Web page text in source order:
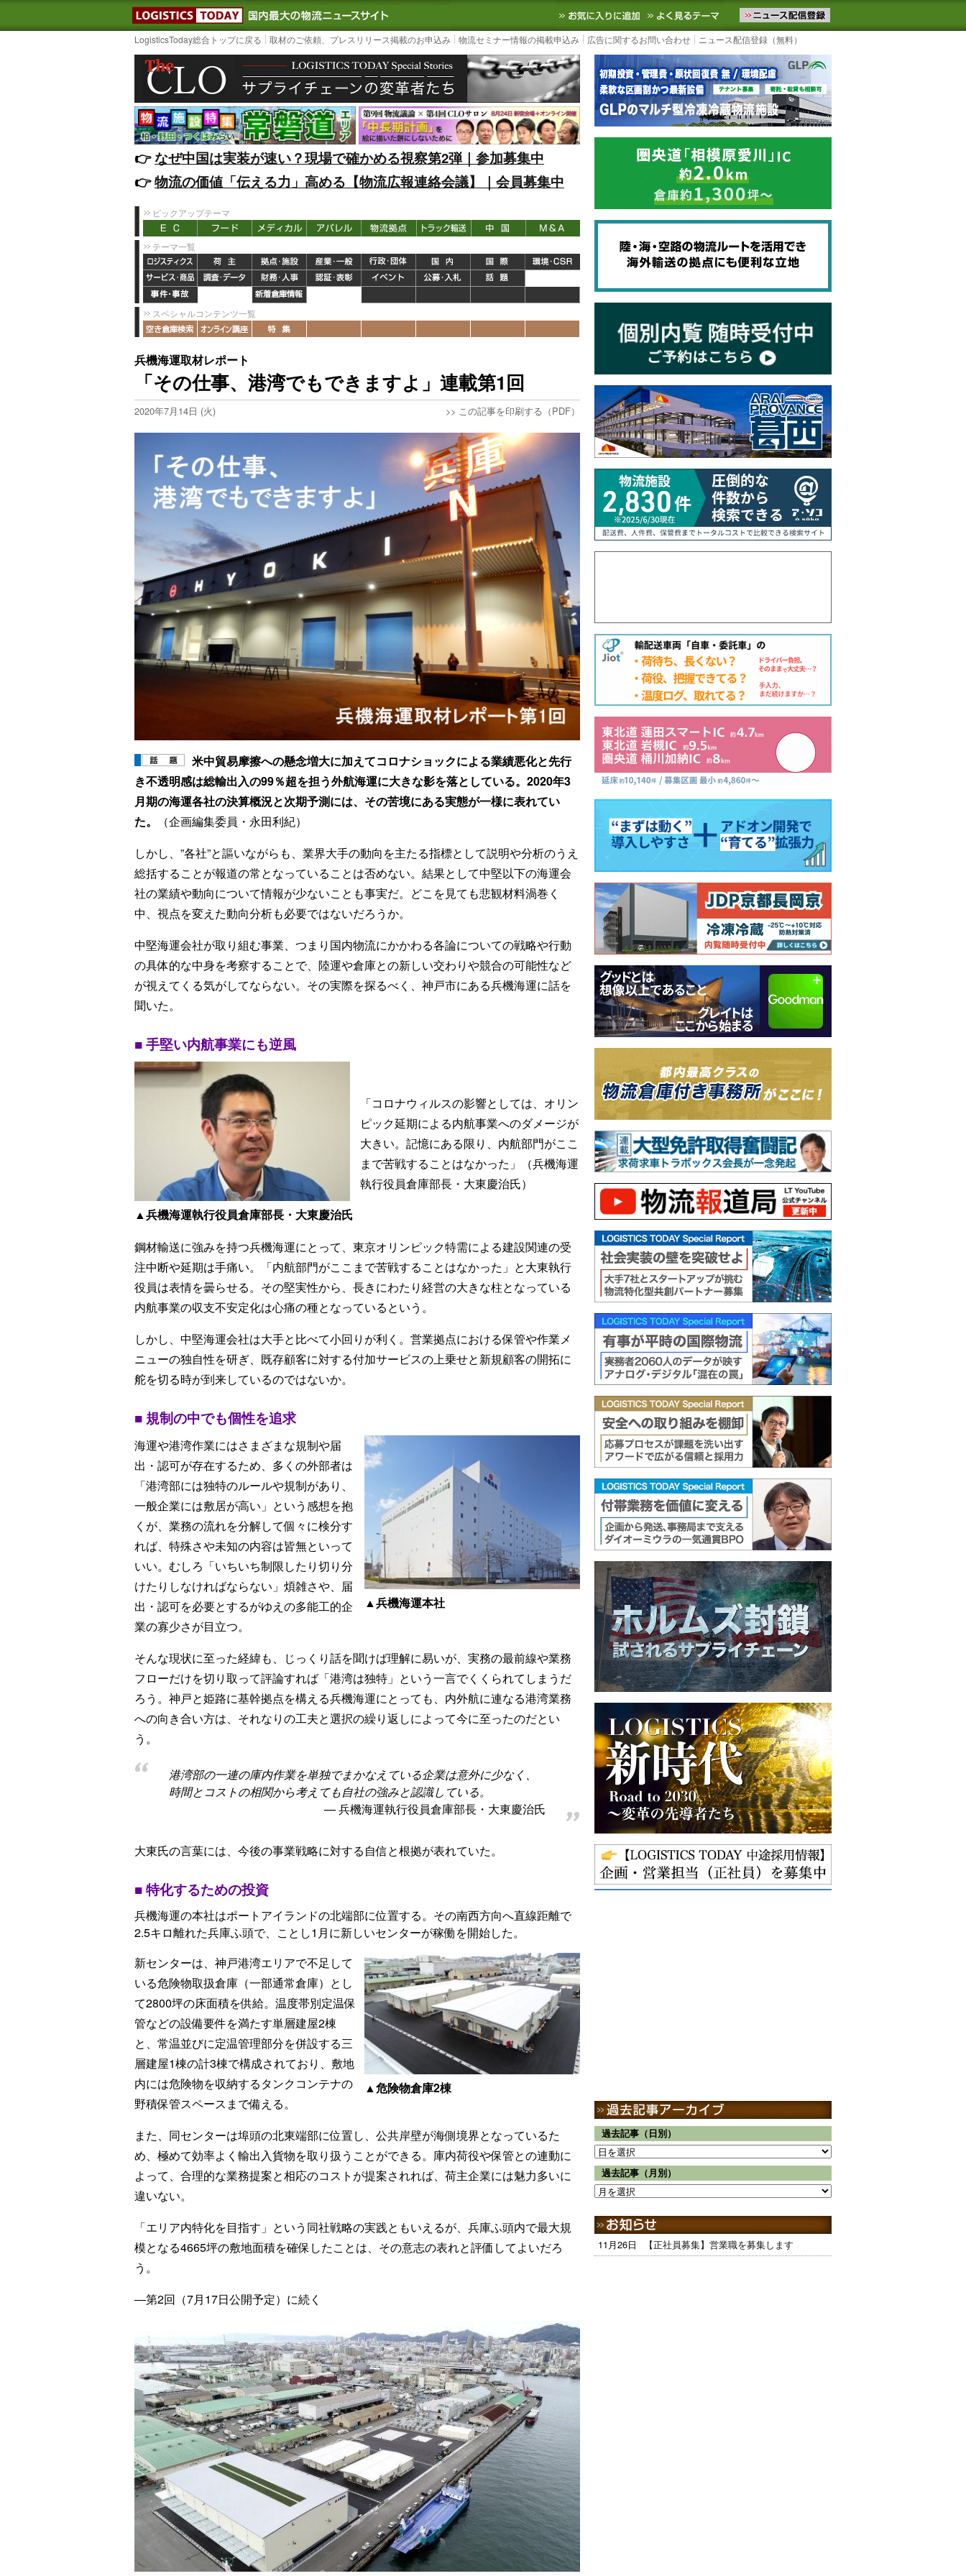
LOGISTICS TODAY｜国内最大の物流ニュースサイト3PL, SCMなど国内外の最新の物流ニュースをお届けします。物流ニュースメール配信を登録す
お気に入りに追加 よく見るテーマ
LogisticsToday総合トップに戻る 取材のご依頼、プレスリリース掲載のお申込み 物流セミナー情報の掲載申込み 広告に関するお問い合わせ ニュース配信登録（無料）
👉️なぜ中国は実装が速い？現場で確かめる視察第2弾｜参加募集中
👉️物流の価値「伝える力」高める【物流広報連絡会議】｜会員募集中
ピックアップテーマ
テーマ一覧
スペシャルコンテンツ一覧
兵機海運取材レポート
「その仕事、港湾でもできますよ」連載第1回
2020年7月14日 (火) >> この記事を印刷する（PDF）
米中貿易摩擦への懸念増大に加えてコロナショックによる業績悪化と先行
き不透明感は総輸出入の99％超を担う外航海運に大きな影を落としている。2020年3
月期の海運各社の決算概況と次期予測には、その苦境にある実態が一様に表れてい
た。
（企画編集委員・永田利紀）
しかし、”各社”と謳いながらも、業界大手の動向を主たる指標として説明や分析のうえ
総括することが報道の常となっていることは否めない。結果として中堅以下の海運会
社の業績や動向について情報が少ないことも事実だ。どこを見ても悲観材料渦巻く
中、視点を変えた動向分析も必要ではないだろうか。
中堅海運会社が取り組む事業、つまり国内物流にかかわる各論についての戦略や行動
の具体的な中身を考察することで、陸運や倉庫との新しい交わりや競合の可能性など
が視えてくる気がしてならない。その実際を探るべく、神戸市にある兵機海運に話を
聞いた。
■ 手堅い内航事業にも逆風
▲兵機海運執行役員倉庫部長・大東慶治氏
「コロナウィルスの影響としては、オリン
ピック延期による内航事業へのダメージが
大きい。記憶にある限り、内航部門がここ
まで苦戦することはなかった」（兵機海運
執行役員倉庫部長・大東慶治氏）
鋼材輸送に強みを持つ兵機海運にとって、東京オリンピック特需による建設関連の受
注中断や延期は手痛い。「内航部門がここまで苦戦することはなかった」と大東執行
役員は表情を曇らせる。その堅実性から、長きにわたり経営の大きな柱となっている
内航事業の収支不安定化は心痛の種となっているという。
しかし、中堅海運会社は大手と比べて小回りが利く。営業拠点における保管や作業メ
ニューの独自性を研ぎ、既存顧客に対する付加サービスの上乗せと新規顧客の開拓に
舵を切る時が到来しているのではないか。
■ 規制の中でも個性を追求
▲兵機海運本社
海運や港湾作業にはさまざまな規制や届
出・認可が存在するため、多くの外部者は
「港湾部には独特のルールや規制があり、
一般企業には敷居が高い」という感想を抱
くが、業務の流れを分解して個々に検分す
れば、特殊さや未知の内容は皆無といって
いい。むしろ「いちいち制限したり切り分
けたりしなければならない」煩雑さや、届
出・認可を必要とするがゆえの多能工的企
業の寡少さが目立つ。
そんな現状に至った経緯も、じっくり話を聞けば理解に易いが、実務の最前線や業務
フローだけを切り取って評論すれば「港湾は独特」という一言でくくられてしまうだ
ろう。神戸と姫路に基幹拠点を構える兵機海運にとっても、内外航に連なる港湾業務
への向き合い方は、それなりの工夫と選択の繰り返しによって今に至ったのだとい
う。
港湾部の一連の庫内作業を単独でまかなえている企業は意外に少なく、
時間とコストの相関から考えても自社の強みと認識している。
兵機海運執行役員倉庫部長・大東慶治氏
大東氏の言葉には、今後の事業戦略に対する自信と根拠が表れていた。
■ 特化するための投資
兵機海運の本社はポートアイランドの北端部に位置する。その南西方向へ直線距離で
2.5キロ離れた兵庫ふ頭で、ことし1月に新しいセンターが稼働を開始した。
▲危険物倉庫2棟
新センターは、神戸港湾エリアで不足して
いる危険物取扱倉庫（一部通常倉庫）とし
て2800坪の床面積を供給。温度帯別定温保
管などの設備要件を満たす単層建屋2棟
と、常温並びに定温管理部分を併設する三
層建屋1棟の計3棟で構成されており、敷地
内には危険物を収納するタンクコンテナの
野積保管スペースまで備える。
また、同センターは埠頭の北東端部に位置し、公共岸壁が海側境界となっているた
め、極めて効率よく輸出入貨物を取り扱うことができる。庫内荷役や保管との連動に
よって、合理的な業務提案と相応のコストが提案されれば、荷主企業には魅力多いに
違いない。
「エリア内特化を目指す」という同社戦略の実践ともいえるが、兵庫ふ頭内で最大規
模となる4665坪の敷地面積を確保したことは、その意志の表れと評価してよいだろ
う。
―第2回（7月17日公開予定）に続く
過去記事（日別）
過去記事（月別）
11月26日 【正社員募集】営業職を募集します